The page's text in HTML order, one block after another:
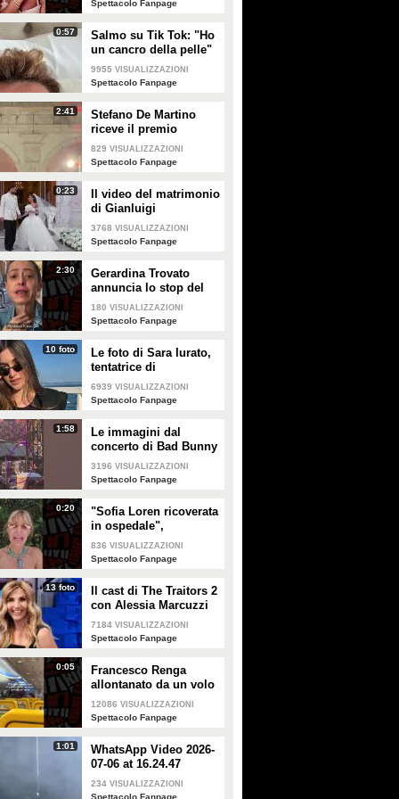
Spettacolo Fanpage
0:57
Salmo su Tik Tok: "Ho
un cancro della pelle"
e apre al dibattito sulle
creme solari
9955 VISUALIZZAZIONI
Spettacolo Fanpage
2:41
Stefano De Martino
riceve il premio
intitolato al padre
Enrico
829 VISUALIZZAZIONI
Spettacolo Fanpage
0:23
Il video del matrimonio
di Gianluigi
Donnarumma e Alessia
Elefante
3768 VISUALIZZAZIONI
Spettacolo Fanpage
2:30
Gerardina Trovato
annuncia lo stop del
tour per problemi di
salute
180 VISUALIZZAZIONI
Spettacolo Fanpage
10 foto
Le foto di Sara Iurato,
tentatrice di
Temptation Island 2026
6939 VISUALIZZAZIONI
Spettacolo Fanpage
1:58
Le immagini dal
concerto di Bad Bunny
a Milano
3196 VISUALIZZAZIONI
Spettacolo Fanpage
0:20
"Sofia Loren ricoverata
in ospedale",
Alessandra Mussolini
smentisce: "È serena e
836 VISUALIZZAZIONI
Spettacolo Fanpage
13 foto
Il cast di The Traitors 2
con Alessia Marcuzzi
7184 VISUALIZZAZIONI
Spettacolo Fanpage
0:05
Francesco Renga
allontanato da un volo
Ryanair dopo una
discussione con gli
12086 VISUALIZZAZIONI
Spettacolo Fanpage
1:01
WhatsApp Video 2026-
07-06 at 16.24.47
234 VISUALIZZAZIONI
Spettacolo Fanpage